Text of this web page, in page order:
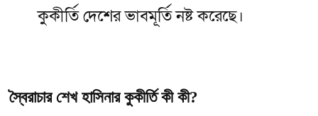
কুকীর্তি দেশের ভাবমূর্তি নষ্ট করেছে।
স্বৈরাচার শেখ হাসিনার কুকীর্তি কী কী?